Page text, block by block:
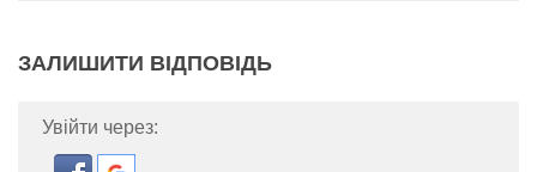
ЗАЛИШИТИ ВІДПОВІДЬ
Увійти через: